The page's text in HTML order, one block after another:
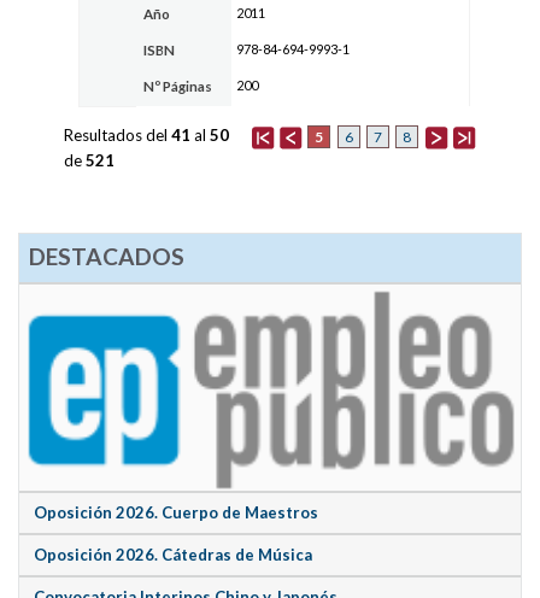
Año 2011
ISBN 978-84-694-9993-1
Nº Páginas 200
5 6 7 8
Resultados del41 al50
de521
DESTACADOS
Oposición 2026. Cuerpo de Maestros
Oposición 2026. Cátedras de Música